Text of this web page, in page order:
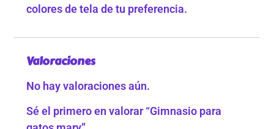
colores de tela de tu preferencia.
Valoraciones
No hay valoraciones aún.
Sé el primero en valorar “Gimnasio para